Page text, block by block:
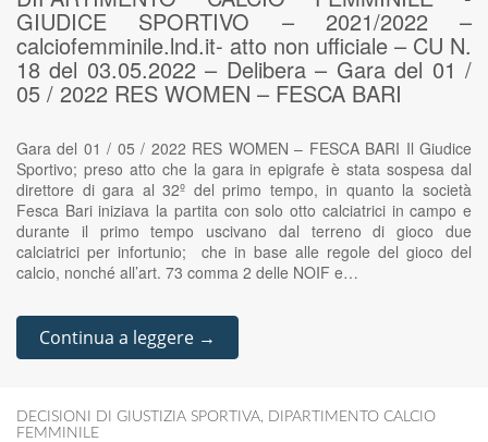
GIUDICE SPORTIVO – 2021/2022 –
calciofemminile.lnd.it- atto non ufficiale – CU N.
18 del 03.05.2022 – Delibera – Gara del 01 /
05 / 2022 RES WOMEN – FESCA BARI
Gara del 01 / 05 / 2022 RES WOMEN – FESCA BARI Il Giudice
Sportivo; preso atto che la gara in epigrafe è stata sospesa dal
direttore di gara al 32º del primo tempo, in quanto la società
Fesca Bari iniziava la partita con solo otto calciatrici in campo e
durante il primo tempo uscivano dal terreno di gioco due
calciatrici per infortunio; che in base alle regole del gioco del
calcio, nonché all’art. 73 comma 2 delle NOIF e…
Continua a leggere →
DECISIONI DI GIUSTIZIA SPORTIVA, DIPARTIMENTO CALCIO
FEMMINILE